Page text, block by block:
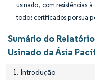
usinado, com resistências
todos certificados por sua
Sumário do
Usinado da Ásia
1. Introdução